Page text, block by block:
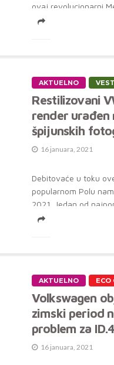
ovaj revolucionarni
AKTUELNO
Restilizovani
render urađen
špijunskih
16 januara, 2021
Debitovaće u toku
popularnom Polu
2021. Jedan od
automobila...
AKTUELNO ECO
Volkswagen
zimski period
problem za ID.4
16 januara, 2021